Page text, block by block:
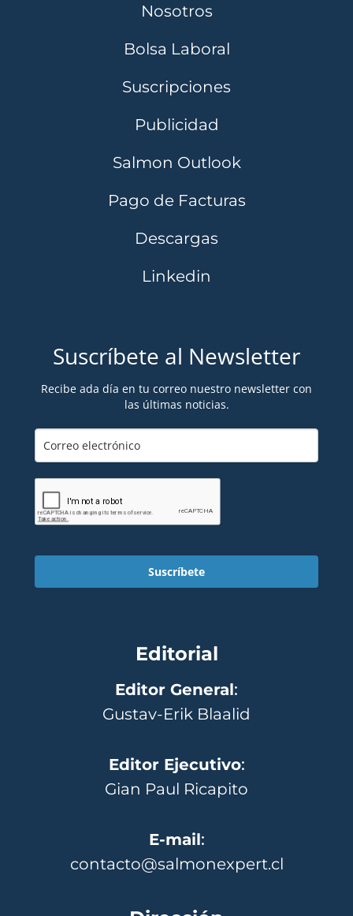
Nosotros
Bolsa Laboral
Suscripciones
Publicidad
Salmon Outlook
Pago de Facturas
Descargas
Linkedin
Suscríbete al Newsletter
Recibe ada día en tu correo nuestro newsletter con
las últimas noticias.
Suscríbete
Editorial
Editor General:
Gustav-Erik Blaalid
Editor Ejecutivo:
Gian Paul Ricapito
E-mail:
contacto@salmonexpert.cl